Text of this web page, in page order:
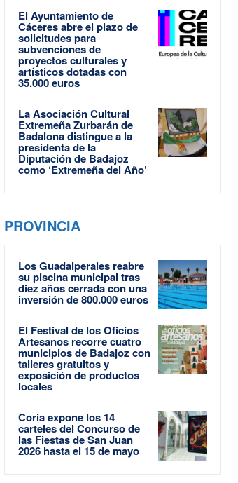
El Ayuntamiento de
Cáceres abre el plazo de
solicitudes para
subvenciones de
proyectos culturales y
artísticos dotadas con
35.000 euros
La Asociación Cultural
Extremeña Zurbarán de
Badalona distingue a la
presidenta de la
Diputación de Badajoz
como ‘Extremeña del Año’
PROVINCIA
Los Guadalperales reabre
su piscina municipal tras
diez años cerrada con una
inversión de 800.000 euros
El Festival de los Oficios
Artesanos recorre cuatro
municipios de Badajoz con
talleres gratuitos y
exposición de productos
locales
Coria expone los 14
carteles del Concurso de
las Fiestas de San Juan
2026 hasta el 15 de mayo